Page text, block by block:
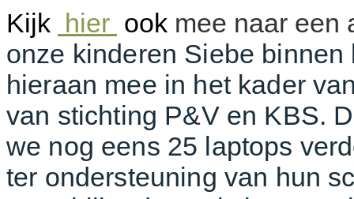
Kijk hier ook mee naar een
onze kinderen Siebe
hieraan mee in het kader
van stichting P&V en KBS.
we nog eens 25 laptops
ter ondersteuning van hun